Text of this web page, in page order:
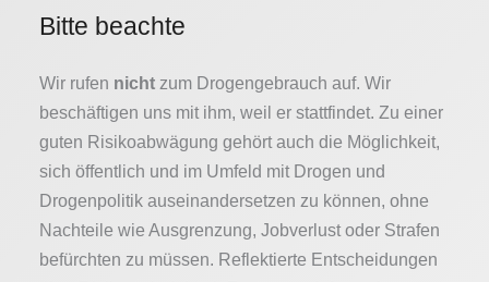
Bitte beachte
Wir rufen nicht zum Drogengebrauch auf. Wir
beschäftigen uns mit ihm, weil er stattfindet. Zu einer
guten Risikoabwägung gehört auch die Möglichkeit,
sich öffentlich und im Umfeld mit Drogen und
Drogenpolitik auseinandersetzen zu können, ohne
Nachteile wie Ausgrenzung, Jobverlust oder Strafen
befürchten zu müssen. Reflektierte Entscheidungen